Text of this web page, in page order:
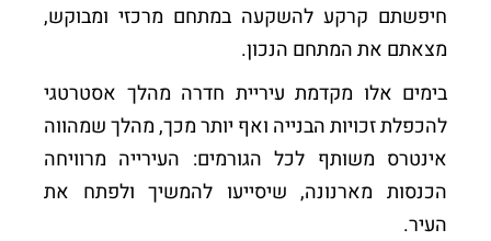
חיפשתם קרקע להשקעה במתחם מרכזי ומבוקש,
מצאתם את המתחם הנכון.
בימים אלו מקדמת עיריית חדרה מהלך אסטרטגי
להכפלת זכויות הבנייה ואף יותר מכך, מהלך שמהווה
אינטרס משותף לכל הגורמים: העירייה מרוויחה
הכנסות מארנונה, שיסייעו להמשיך ולפתח את
העיר.